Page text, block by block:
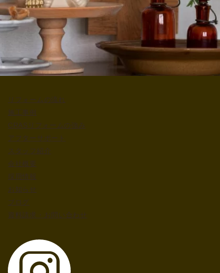
リフォームの流れ
CRASリフォームの強み
アフターサポート
施工事例
ブログ
スタッフ紹介
会社概要
採用情報
お知らせ
資料請求・お問い合わせ